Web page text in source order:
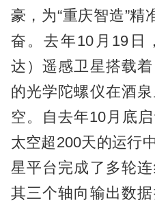
豪，为“重庆智造”精
奋。去年10月19日
达）遥感卫星搭载
的光学陀螺仪在酒
空。自去年10月底
太空超200天的运行
星平台完成了多轮
其三个轴向输出数